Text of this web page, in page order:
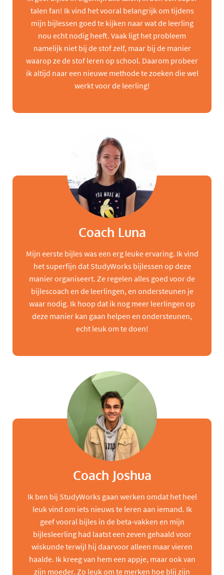
talen fan! Ik vind het vooral belangrijk om tijdens
mijn bijlessen goed te kijken naar wat de leerling
nou echt nodig heeft. Vaak ligt het probleem
namelijk niet bij de stof zelf, maar bij de manier
waarop ze de stof leren op school. Daarom probeer
ik altijd naar een nieuwe methode te zoeken die wel
werkt voor de leerling!
Coach Luna
Mijn eerste bijles was een erg leuke ervaring. Ik vind
het superfijn dat StudyWorks bijlessen op deze
manier organiseert. Ze regelen alles goed voor de
bijlescoach en de leerlingen, en ondersteunen je
waar nodig. Ik hoop dat ik nog meer leerlingen op
deze manier kan gaan helpen en ondersteunen,
echt leuk om te doen!
Coach Joshua
Ik ben bij StudyWorks gaan werken omdat het heel
leuk vind om iets nieuws te leren aan iemand. Ik
geef vooral bijles in de beta-vakken en mijn
bijlesleerling had laatst een zeven gehaald voor
wiskunde terwijl hij daarvoor alleen maar vieren
haalde. Ik kreeg van hem een appje, maar ook van
zijn moeder. Zo leuk om te merken hoe blij zijn